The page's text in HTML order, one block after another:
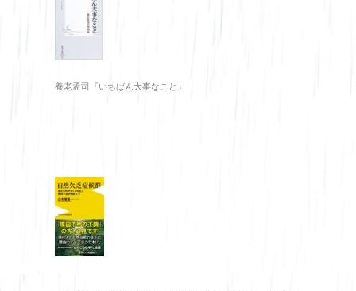
養老孟司『いちばん大事なこと』